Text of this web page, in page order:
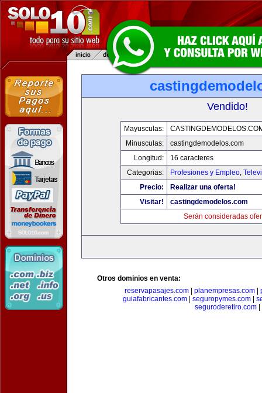
Vendido!
Mayusculas:
Minusculas:
castingdemodelos.com
Longitud:
16 caracteres
Categorias:
Profesiones y Empleo,
Precio:
Realizar una oferta!
Visitar!
castingdemodelos.com
Serán consideradas
Otros dominios en venta:
reservapasajes.com
planempresas.com
guiafabricantes.com| seguropymes.com|
seguroderetiro.com